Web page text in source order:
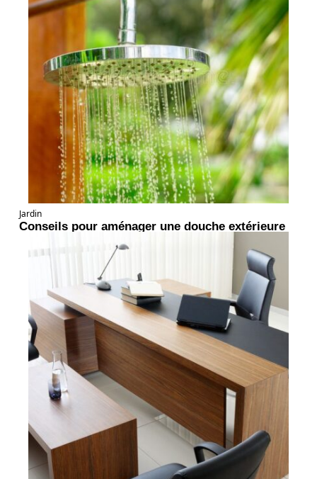
Jardin
Conseils pour aménager une douche extérieure